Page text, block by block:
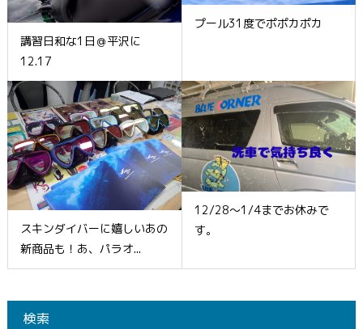
講習日和な1日＠平沢に
12.17
プール31度でポポカポカ
スキンダイバーに嬉しいあの
新商品も！あ、パラオ...
12/28～1/4までお休みで
す。
検索